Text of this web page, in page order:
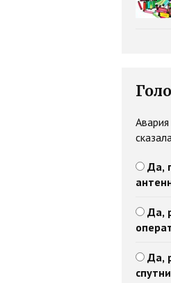
Да,
Да,
Да,